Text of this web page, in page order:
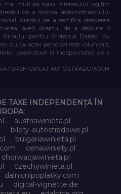
mai mult pe baza interesului legitim
de a solicita administratorului
dreptul de a rectifica ștergerea
aveți dreptul de a depune o
Biroului pentru Protecția Datelor cu
cu caracter personal este voluntară,
poate duce la incapacitatea de a
OPŁAT AUTOSTRADOWYCH
TAXE INDEPENDENȚĂ ÎN
austriawinieta.pl
bilety-autostradowe.pl
bulgariawinieta.pl
cenawiniety.pl
chorwacjawinieta.pl
czechywinieta.pl
dalnicnipoplatky.com
digital-vignette.de